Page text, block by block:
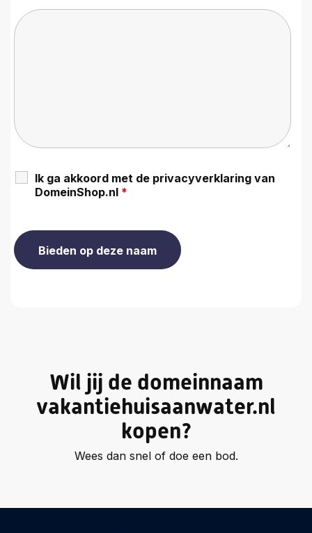
Ik ga akkoord met de privacyverklaring van
DomeinShop.nl *
Wil jij de domeinnaam
vakantiehuisaanwater.nl
kopen?
Wees dan snel of doe een bod.